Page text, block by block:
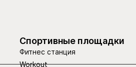
Спортивные площадки
Фитнес станция
Workout